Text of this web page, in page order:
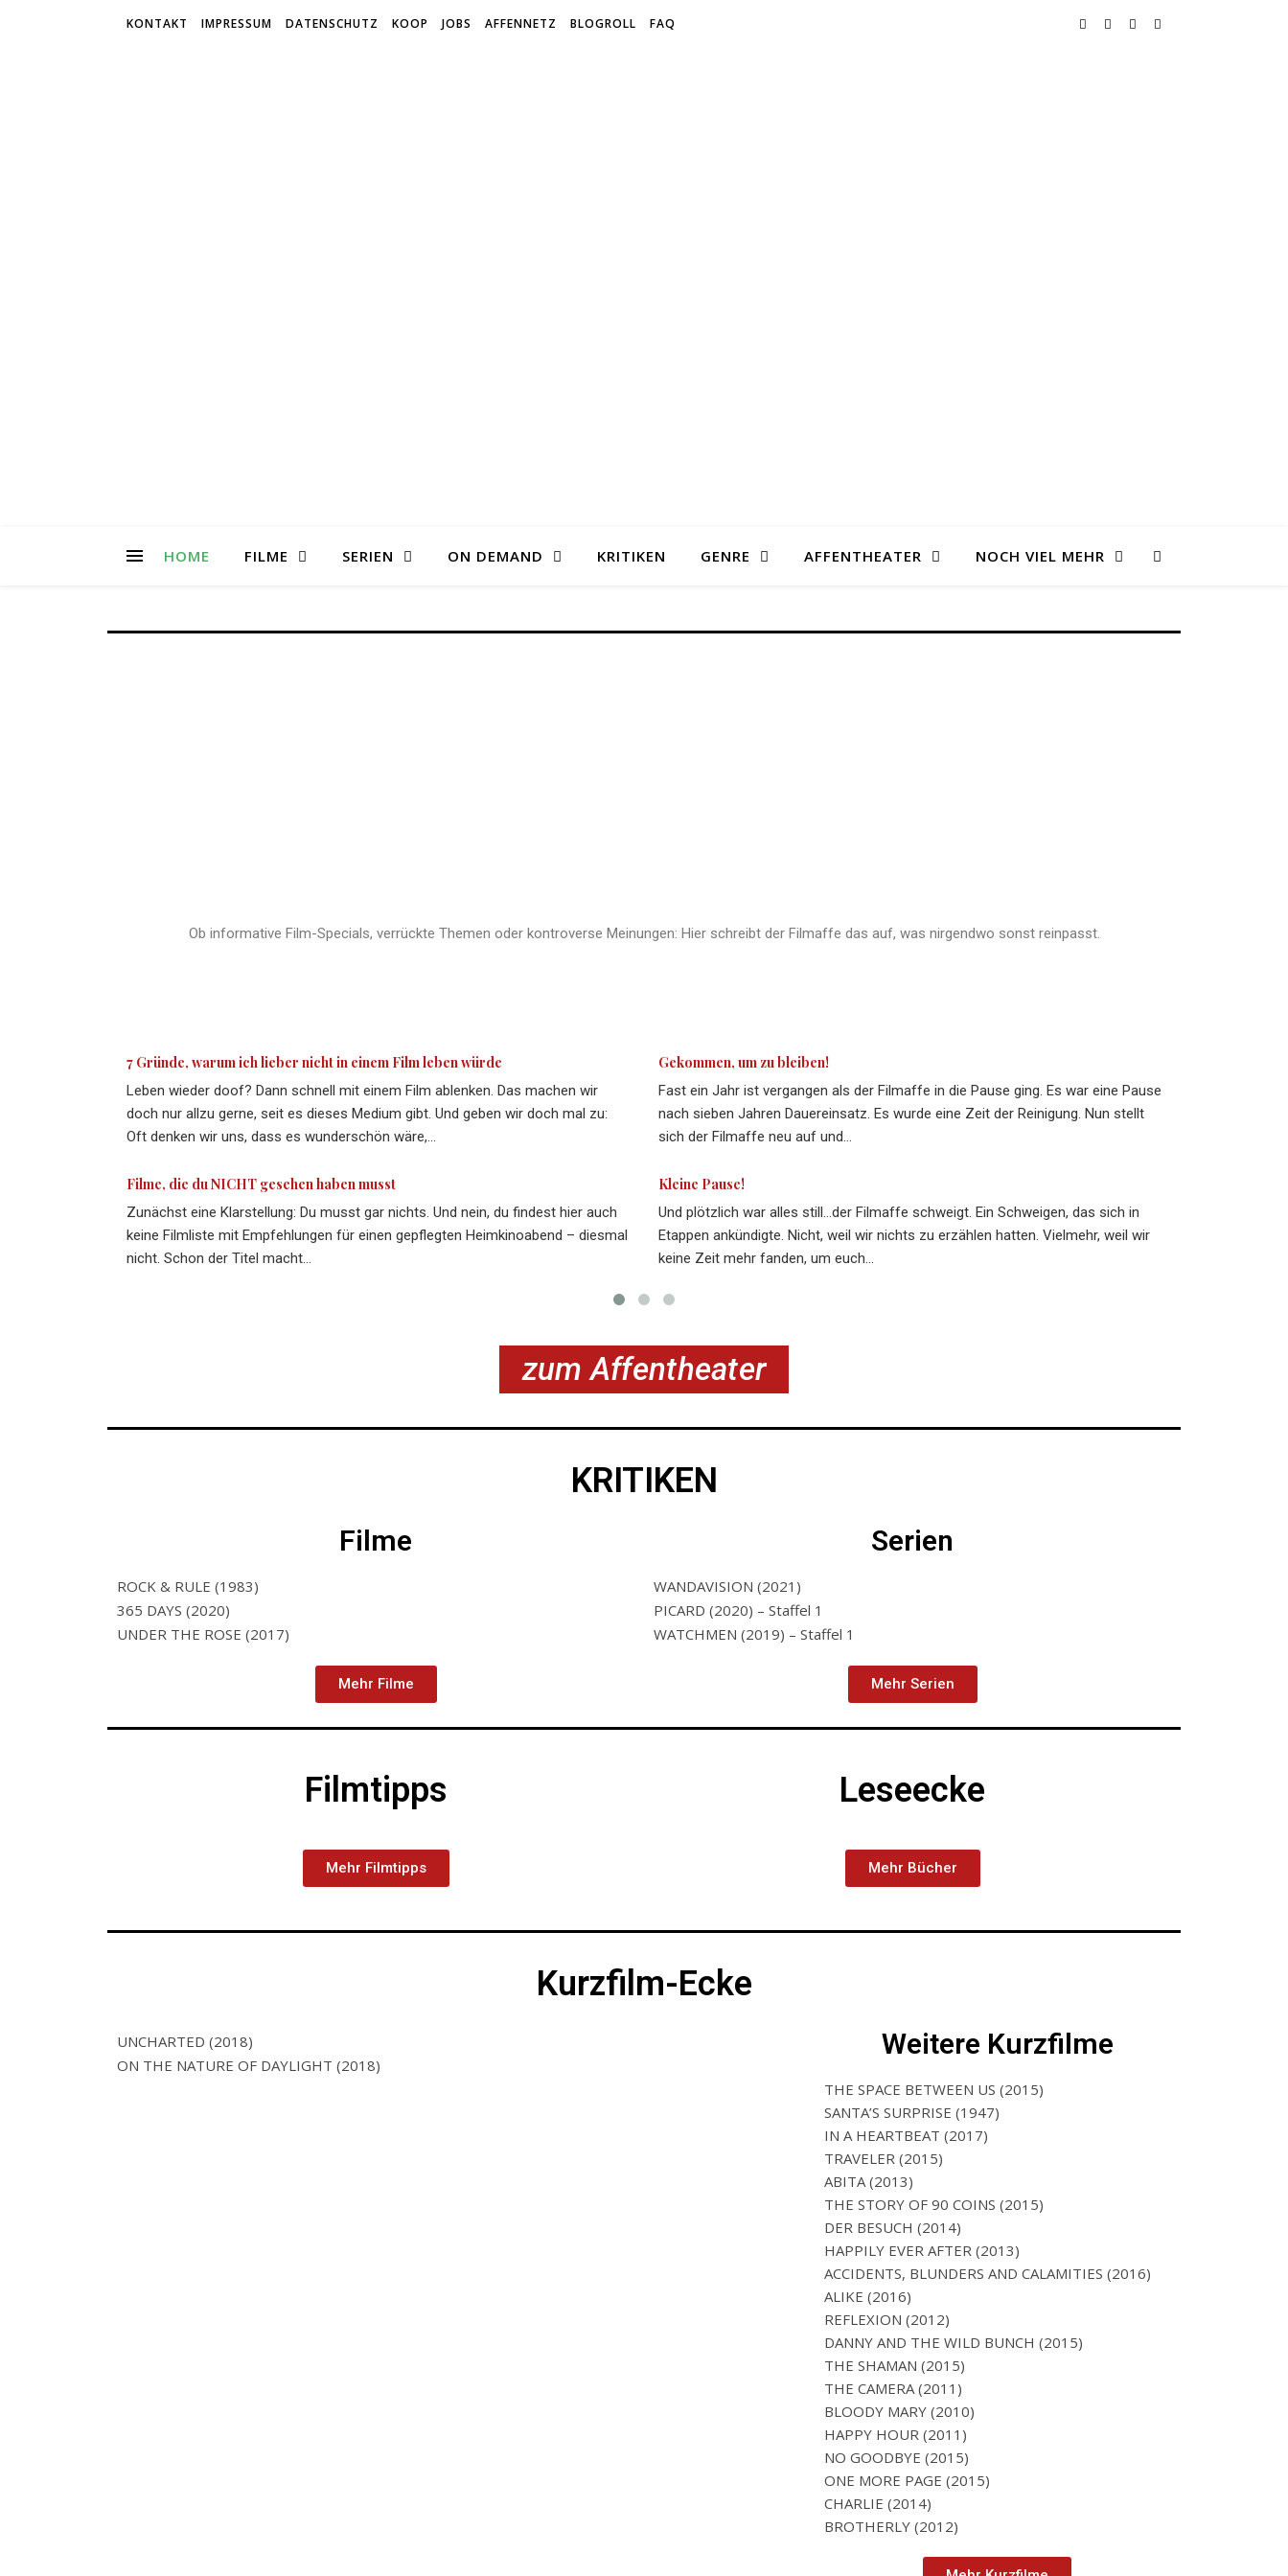
KONTAKT IMPRESSUM DATENSCHUTZ KOOP JOBS AFFENNETZ BLOGROLL FAQ
HOME FILME SERIEN ON DEMAND KRITIKEN GENRE AFFENTHEATER NOCH VIEL MEHR
Ob informative Film-Specials, verrückte Themen oder kontroverse Meinungen: Hier schreibt der Filmaffe das auf, was nirgendwo sonst reinpasst.
7 Gründe, warum ich lieber nicht in einem Film leben würde
Leben wieder doof? Dann schnell mit einem Film ablenken. Das machen wir
doch nur allzu gerne, seit es dieses Medium gibt. Und geben wir doch mal zu:
Oft denken wir uns, dass es wunderschön wäre,…
Filme, die du NICHT gesehen haben musst
Zunächst eine Klarstellung: Du musst gar nichts. Und nein, du findest hier auch
keine Filmliste mit Empfehlungen für einen gepflegten Heimkinoabend – diesmal
nicht. Schon der Titel macht…
Gekommen, um zu bleiben!
Fast ein Jahr ist vergangen als der Filmaffe in die Pause ging. Es war eine Pause
nach sieben Jahren Dauereinsatz. Es wurde eine Zeit der Reinigung. Nun stellt
sich der Filmaffe neu auf und…
Kleine Pause!
Und plötzlich war alles still…der Filmaffe schweigt. Ein Schweigen, das sich in
Etappen ankündigte. Nicht, weil wir nichts zu erzählen hatten. Vielmehr, weil wir
keine Zeit mehr fanden, um euch…
zum Affentheater
KRITIKEN
Filme
ROCK & RULE (1983)
365 DAYS (2020)
UNDER THE ROSE (2017)
Mehr Filme
Serien
WANDAVISION (2021)
PICARD (2020) – Staffel 1
WATCHMEN (2019) – Staffel 1
Mehr Serien
Filmtipps
Mehr Filmtipps
Leseecke
Mehr Bücher
Kurzfilm-Ecke
UNCHARTED (2018)
ON THE NATURE OF DAYLIGHT (2018)
Weitere Kurzfilme
THE SPACE BETWEEN US (2015)
SANTA’S SURPRISE (1947)
IN A HEARTBEAT (2017)
TRAVELER (2015)
ABITA (2013)
THE STORY OF 90 COINS (2015)
DER BESUCH (2014)
HAPPILY EVER AFTER (2013)
ACCIDENTS, BLUNDERS AND CALAMITIES (2016)
ALIKE (2016)
REFLEXION (2012)
DANNY AND THE WILD BUNCH (2015)
THE SHAMAN (2015)
THE CAMERA (2011)
BLOODY MARY (2010)
HAPPY HOUR (2011)
NO GOODBYE (2015)
ONE MORE PAGE (2015)
CHARLIE (2014)
BROTHERLY (2012)